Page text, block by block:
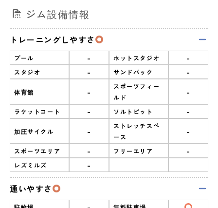
ジム設備情報
トレーニングしやすさ
プール - ホットスタジオ -
スタジオ - サンドバック -
体育館 -
スポーツフィー
ルド
-
ラケットコート - ソルトピット -
加圧サイクル -
ストレッチスペ
ース
-
スポーツエリア - フリーエリア -
レズミルズ -
通いやすさ